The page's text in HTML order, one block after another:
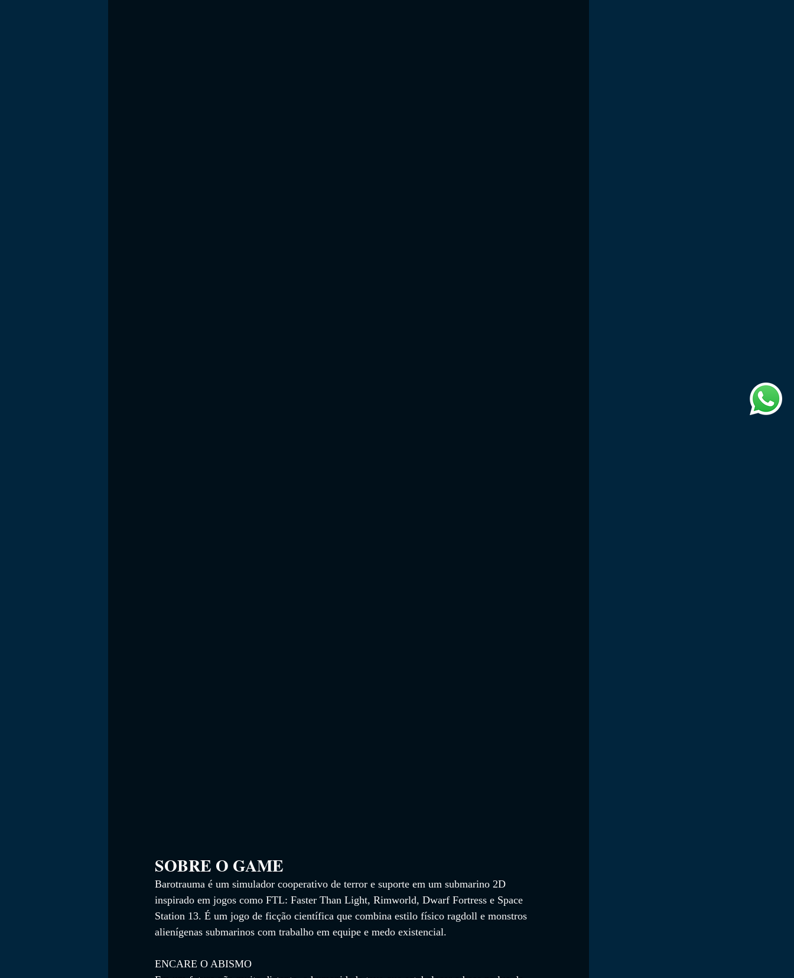
SOBRE O GAME
Barotrauma é um simulador cooperativo de terror e suporte em um submarino 2D
inspirado em jogos como FTL: Faster Than Light, Rimworld, Dwarf Fortress e Space
Station 13. É um jogo de ficção científica que combina estilo físico ragdoll e monstros
alienígenas submarinos com trabalho em equipe e medo existencial.
ENCARE O ABISMO